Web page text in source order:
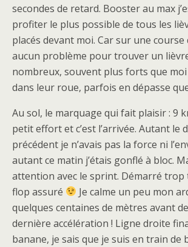
secondes de retard. Booster au max
profiter le plus possible de tous les
placés devant moi. Car sur une course
aucun problème pour trouver un
nombreux, souvent plus forts que moi
dans leur roue, parfois en dépasse
Au sol, le marquage qui fait plaisir : 9
petit effort et c’est l’arrivée. Autant le
précédent je n’avais pas la force ni
autant ce matin j’étais gonflé à bloc.
attention avec le sprint. Démarré trop
flop assuré
Je calme un peu mon
quelques centaines de mètres avant
dernière accélération ! Ligne droite
banane, je sais que je suis en train de